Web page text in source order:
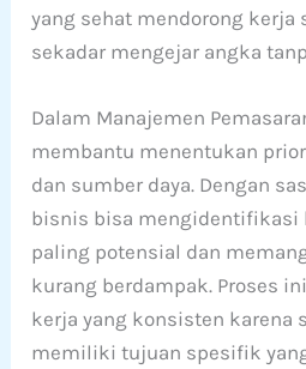
yang sehat mendorong kerja
sekadar mengejar angka
Dalam Manajemen
membantu menentukan
dan sumber daya. Dengan
bisnis bisa mengidentifikasi
paling potensial dan
kurang berdampak. Proses
kerja yang konsisten karena
memiliki tujuan spesifik